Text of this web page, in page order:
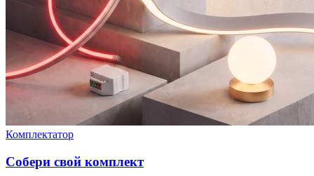
Комплектатор
Собери свой комплект